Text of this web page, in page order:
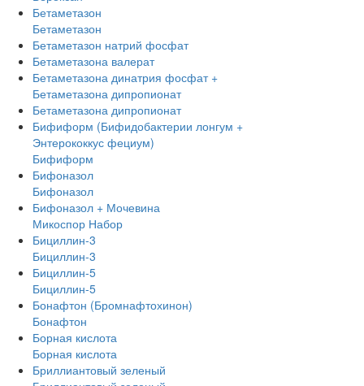
Бетаметазон
Бетаметазон
Бетаметазон натрий фосфат
Бетаметазона валерат
Бетаметазона динатрия фосфат +
Бетаметазона дипропионат
Бетаметазона дипропионат
Бифиформ (Бифидобактерии лонгум +
Энтерококкус фециум)
Бифиформ
Бифоназол
Бифоназол
Бифоназол + Мочевина
Микоспор Набор
Бициллин-3
Бициллин-3
Бициллин-5
Бициллин-5
Бонафтон (Бромнафтохинон)
Бонафтон
Борная кислота
Борная кислота
Бриллиантовый зеленый